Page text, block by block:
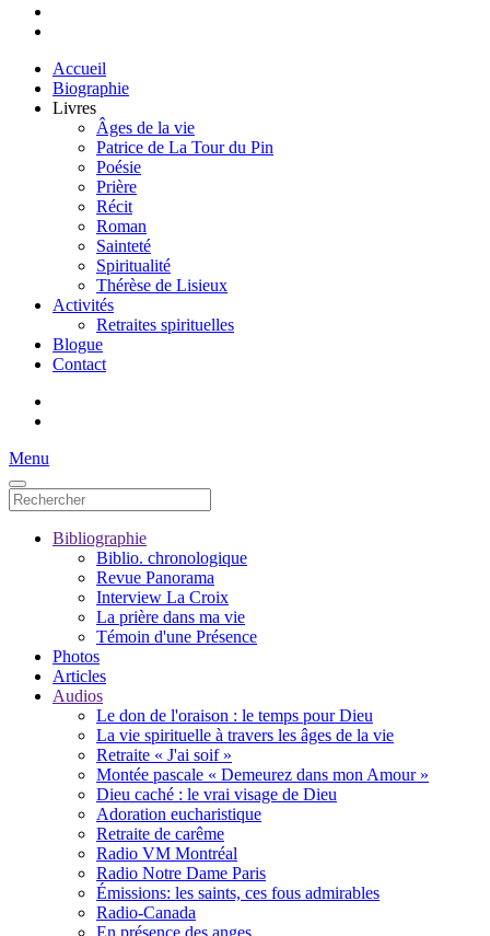
Accueil
Biographie
Livres
Âges de la vie
Patrice de La Tour du Pin
Poésie
Prière
Récit
Roman
Sainteté
Spiritualité
Thérèse de Lisieux
Activités
Retraites spirituelles
Blogue
Contact
Menu
Bibliographie
Biblio. chronologique
Revue Panorama
Interview La Croix
La prière dans ma vie
Témoin d'une Présence
Photos
Articles
Audios
Le don de l'oraison : le temps pour Dieu
La vie spirituelle à travers les âges de la vie
Retraite « J'ai soif »
Montée pascale « Demeurez dans mon Amour »
Dieu caché : le vrai visage de Dieu
Adoration eucharistique
Retraite de carême
Radio VM Montréal
Radio Notre Dame Paris
Émissions: les saints, ces fous admirables
Radio-Canada
En présence des anges